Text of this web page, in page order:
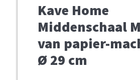
Kave Home
Middenschaal
van papier-
Ø 29 cm